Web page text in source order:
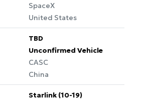
SpaceX
United States
TBD
Unconfirmed Vehicle
CASC
China
Starlink (10-19)